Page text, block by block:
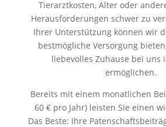
Tierarztkosten, Alter oder
Herausforderungen schwer zu
Ihrer Unterstützung können wir
bestmögliche Versorgung
liebevolles Zuhause bei uns
ermöglichen.
Bereits mit einem monatlichen
60 € pro Jahr) leisten Sie einen
Das Beste: Ihre